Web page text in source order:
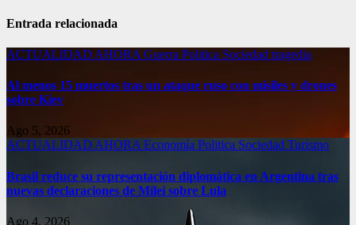
Entrada relacionada
ACTUALIDAD AHORA Guerra Politica Sociedad tragedia
Al menos 15 muertos tras un ataque ruso con misiles y drones
sobre Kiev
Ago 5, 2026
ACTUALIDAD AHORA Economía Politica Sociedad Turismo
Brasil reduce su representación diplomática en Argentina tras
nuevas declaraciones de Milei sobre Lula
Ago 4, 2026